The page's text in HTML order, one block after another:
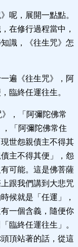
呢，展開一點點。
在修行過程當中，
識，《往生咒》怎
遍《往生咒》，阿
臨終任運往生。
，「阿彌陀佛常
「阿彌陀佛常住
世怨親債主不得其
主不得其便」，怨
可能。這是佛菩薩
跟我們講到大悲咒
候就是「任運」，
一個含義，隨便你
臨終任運往生」。
頂站著的話，從這